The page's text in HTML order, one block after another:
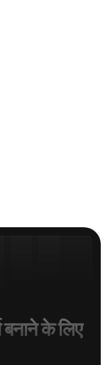
के लिए